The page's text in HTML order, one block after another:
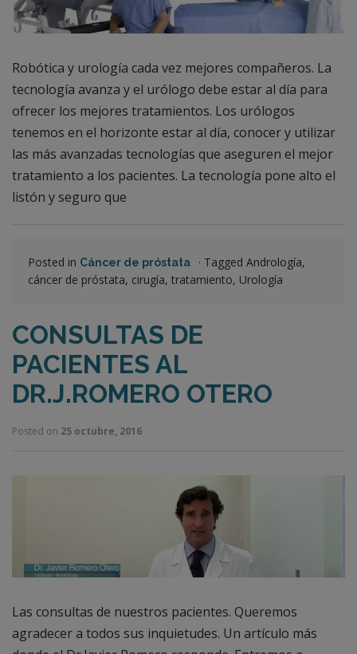
Robótica y urología cada vez mejores compañeros. La
tecnología avanza y el urólogo debe estar al día para
ofrecer los mejores tratamientos. Los urólogos
tenemos en el horizonte estar al día, conocer y utilizar
las más avanzadas tecnologías que aseguren el mejor
tratamiento a los pacientes. La tecnología pone alto el
listón y seguro que
Posted in Cáncer de próstata · Tagged Andrología,
cáncer de próstata, cirugía, tratamiento, Urología
CONSULTAS DE
PACIENTES AL
DR.J.ROMERO OTERO
Posted on 25 octubre, 2016
Las consultas de nuestros pacientes. Queremos
agradecer a todos sus inquietudes. Un artículo más